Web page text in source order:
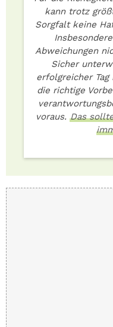
kann trotz
Sorgfalt keine
Abweichungen
Sicher
erfolgreicher
die richtige
voraus. Das